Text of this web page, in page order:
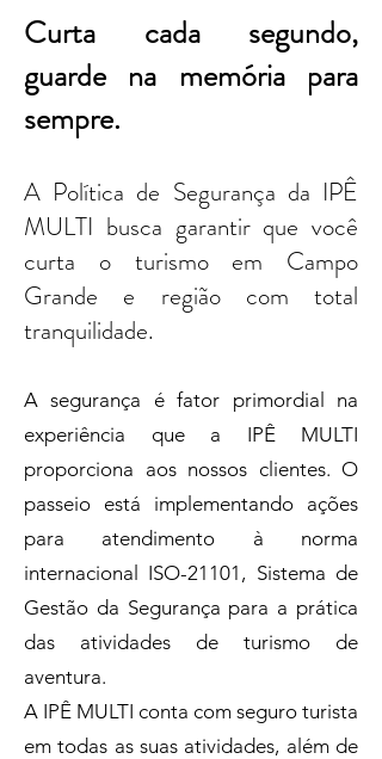
Curta cada segundo,
guarde na memória para
sempre.
A Política de Segurança da IPÊ
MULTI busca garantir que você
curta o turismo em Campo
Grande e região com total
tranquilidade.
A segurança é fator primordial na
experiência que a IPÊ MULTI
proporciona aos nossos clientes. O
passeio está implementando ações
para atendimento à norma
internacional ISO-21101, Sistema de
Gestão da Segurança para a prática
das atividades de turismo de
aventura.
A IPÊ MULTI conta com seguro turista
em todas as suas atividades, além de